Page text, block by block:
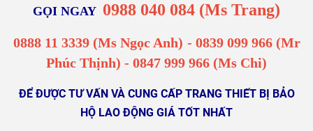
GỌI NGAY 0988 040 084 (Ms Trang)
0888 11 3339 (Ms Ngọc Anh) - 0839 099 966(Mr
Phúc Thịnh) - 0847 999 966 (Ms Chi)
ĐỂ ĐƯỢC TƯ VẤN VÀ CUNG CẤP TRANG THIẾT BỊ BẢO
HỘ LAO ĐỘNG GIÁ TỐT NHẤT